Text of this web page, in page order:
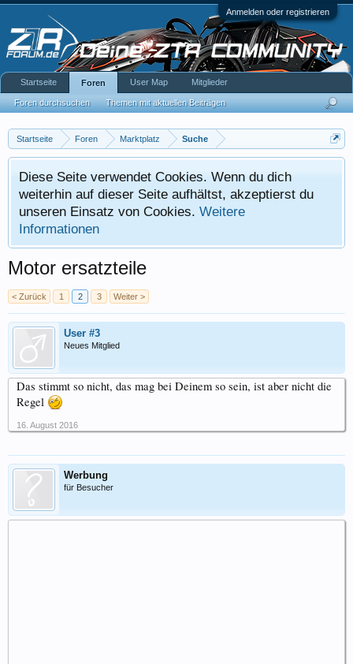
Anmelden oder registrieren
Startseite Foren Marktplatz Suche
Diese Seite verwendet Cookies. Wenn du dich
weiterhin auf dieser Seite aufhältst, akzeptierst du
unseren Einsatz von Cookies. Weitere
Informationen
Motor ersatzteile
< Zurück 1 2 3 Weiter >
User #3
Neues Mitglied
Das stimmt so nicht, das mag bei Deinem so sein, ist aber nicht die
Regel
16. August 2016
Werbung
für Besucher
Startseite Foren
Foren durchsuchen Themen mit aktuellen Beiträgen
User Map Mitglieder